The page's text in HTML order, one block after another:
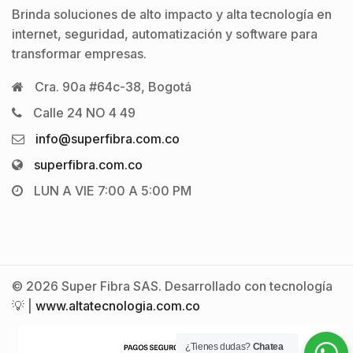
Brinda soluciones de alto impacto y alta tecnología en
internet, seguridad, automatización y software para
transformar empresas.
Cra. 90a #64c-38, Bogotá
Calle 24 NO 4 49
info@superfibra.com.co
superfibra.com.co
LUN A VIE 7:00 A 5:00 PM
© 2026 Super Fibra SAS. Desarrollado con tecnología
💡 | www.altatecnologia.com.co
¿Tienes dudas? Chatea